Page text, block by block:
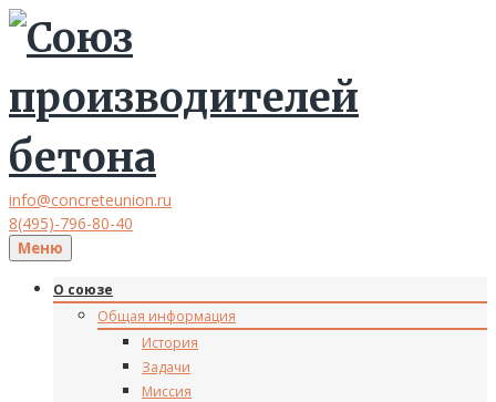
info@concreteunion.ru
8(495)-796-80-40
Меню
О союзе
Общая информация
История
Задачи
Миссия